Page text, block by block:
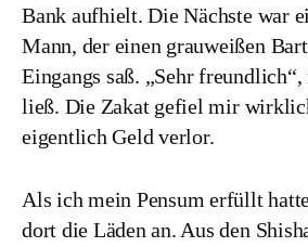
Bank aufhielt. Die Nächste war
Mann, der einen grauweißen
Eingangs saß. „Sehr
ließ. Die Zakat gefiel mir
eigentlich Geld verlor.
Als ich mein Pensum erfüllt
dort die Läden an. Aus den